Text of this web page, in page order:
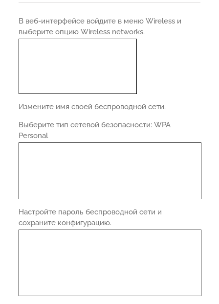
В веб-интерфейсе войдите в меню Wireless и
выберите опцию Wireless networks.
Измените имя своей беспроводной сети.
Выберите тип сетевой безопасности: WPA
Personal
Настройте пароль беспроводной сети и
сохраните конфигурацию.